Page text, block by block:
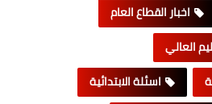
اخبار القطاع العام
العالي
اسئلة الابتدائية